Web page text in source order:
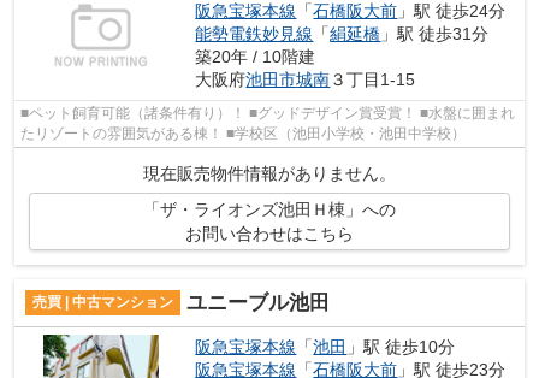
阪急宝塚本線 「石橋阪大前 」駅 徒歩24分
能勢電鉄妙見線 「絹延橋 」駅 徒歩31分
築20年 / 10階建
大阪府池田市城南３丁目1-15
■ペット飼育可能（諸条件有り）！ ■グッドデザイン賞受賞！ ■水盤に囲まれ
たリゾートの雰囲気がある棟！ ■学校区（池田小学校・池田中学校）
現在販売物件情報がありません。
「ザ・ライオンズ池田Ｈ棟」への
お問い合わせはこちら
売買 | 中古マンション ユニーブル池田
阪急宝塚本線 「池田 」駅 徒歩10分
阪急宝塚本線 「石橋阪大前 」駅 徒歩23分